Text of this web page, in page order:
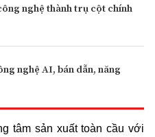
nghệ thành trụ cột chính
nghệ AI, bán dẫn, năng
tâm sản xuất toàn cầu với